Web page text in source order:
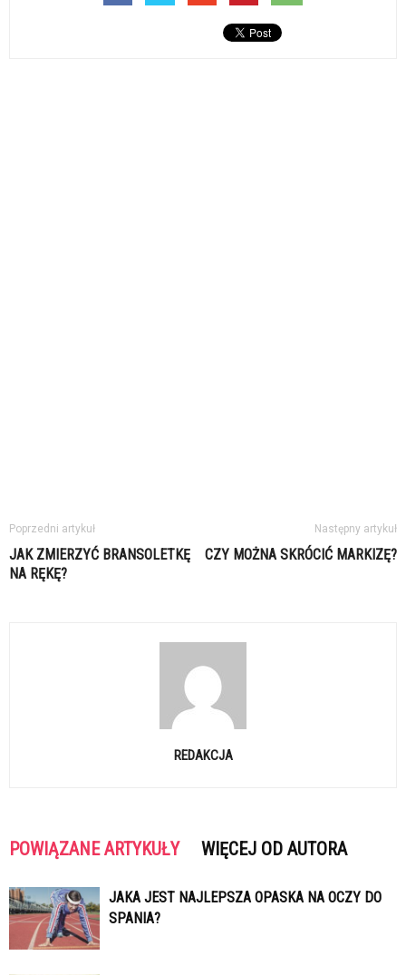
Poprzedni artykuł
JAK ZMIERZYĆ BRANSOLETKĘ
NA RĘKĘ?
Następny artykuł
CZY MOŻNA SKRÓCIĆ MARKIZĘ?
REDAKCJA
POWIĄZANE ARTYKUŁY WIĘCEJ OD AUTORA
JAKA JEST NAJLEPSZA OPASKA NA OCZY DO
SPANIA?